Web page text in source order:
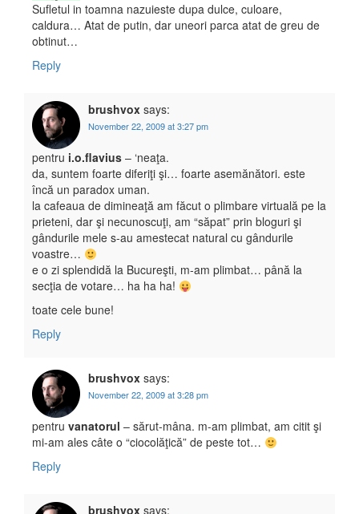
Sufletul in toamna nazuieste dupa dulce, culoare,
caldura… Atat de putin, dar uneori parca atat de greu de
obtinut…
Reply
brushvox says:
November 22, 2009 at 3:27 pm
pentru i.o.flavius – ‘neaţa.
da, suntem foarte diferiţi şi… foarte asemănători. este
încă un paradox uman.
la cafeaua de dimineaţă am făcut o plimbare virtuală pe la
prieteni, dar şi necunoscuţi, am “săpat” prin bloguri şi
gândurile mele s-au amestecat natural cu gândurile
voastre…
e o zi splendidă la Bucureşti, m-am plimbat… până la
secţia de votare… ha ha ha!
toate cele bune!
Reply
brushvox says:
November 22, 2009 at 3:28 pm
pentru vanatorul – sărut-mâna. m-am plimbat, am citit şi
mi-am ales câte o “ciocolăţică” de peste tot…
Reply
brushvox says: